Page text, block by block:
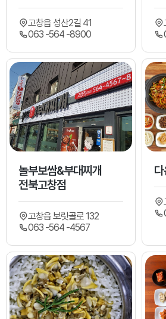
고창읍 성산2길 41
063 -564 -8900
놀부보쌈&부대찌개
전북고창점
고창읍 보릿골로 132
063 -564 -4567